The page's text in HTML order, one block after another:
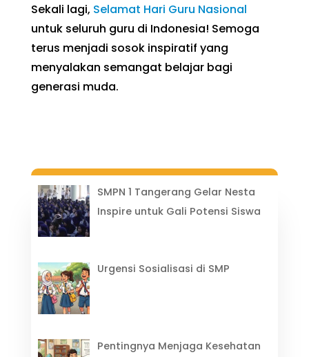
Sekali lagi, Selamat Hari Guru Nasional
untuk seluruh guru di Indonesia! Semoga
terus menjadi sosok inspiratif yang
menyalakan semangat belajar bagi
generasi muda.
SMPN 1 Tangerang Gelar Nesta
Inspire untuk Gali Potensi Siswa
Urgensi Sosialisasi di SMP
Pentingnya Menjaga Kesehatan